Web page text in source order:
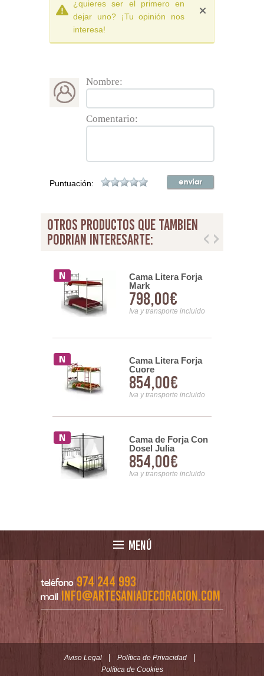
¿quieres ser el primero en
dejar uno? ¡Tu opinión nos
interesa!
Nombre:
Comentario:
Puntuación:
otros productos que tambien
podrian interesarte:
Cama Litera Forja
Mark
798,00€
Iva y transporte incluido
Cama Litera Forja
Cuore
854,00€
Iva y transporte incluido
Cama de Forja Con
Dosel Julia
854,00€
Iva y transporte incluido
MENÚ
teléfono 974 244 993
mail info@artesaniadecoracion.com
Aviso Legal | Política de Privacidad |
Política de Cookies